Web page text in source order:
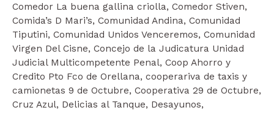
Comedor La buena gallina criolla, Comedor Stiven,
Comida’s D Mari’s, Comunidad Andina, Comunidad
Tiputini, Comunidad Unidos Venceremos, Comunidad
Virgen Del Cisne, Concejo de la Judicatura Unidad
Judicial Multicompetente Penal, Coop Ahorro y
Credito Pto Fco de Orellana, cooperariva de taxis y
camionetas 9 de Octubre, Cooperativa 29 de Octubre,
Cruz Azul, Delicias al Tanque, Desayunos,